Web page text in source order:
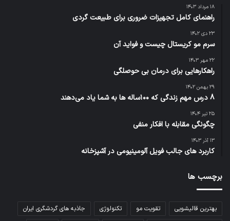
۱۸ مرداد ۱۴۰۳
راهنمای کامل تجهیزات ضروری برای طبیعت گردی
۲۳ دی ۱۴۰۲
سرم مو کریستال چیست و فواید آن
۲۲ مهر ۱۴۰۳
راهکارهایی برای درمان بی حوصلگی
۲۹ بهمن ۱۴۰۲
8 درس مهم زندگی که ۱۰۰ساله ‌ها به شما یاد می‌دهند
۲۵ تیر ۱۴۰۴
چگونگی مقابله با افکار منفی
۱۳ آذر ۱۴۰۳
کاربرد های جالب فویل آلومینیومی در آشپزخانه
برچسب ها
بهترین قالیشویی تقویت مو تکنولوژی
جاذبه های گردشگری ایران